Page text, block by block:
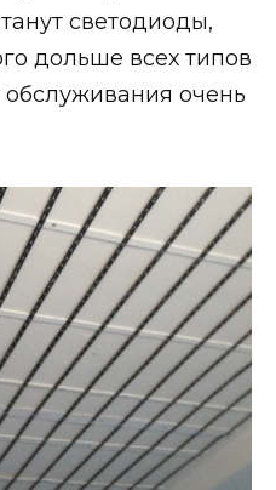
светодиоды,
дольше всех типов
очень